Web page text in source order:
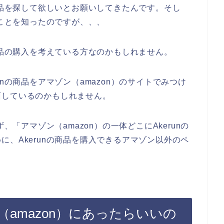
探して欲しいとお願いしてきたんです。そし
を知ったのですが、、、
購入を考えている方なのかもしれません。
商品をアマゾン（amazon）のサイトでみつけ
ているのかもしれません。
「アマゾン（amazon）の一体どこにAkerunの
、Akerunの商品を購入できるアマゾン以外のペ
amazon）にあったらいいの